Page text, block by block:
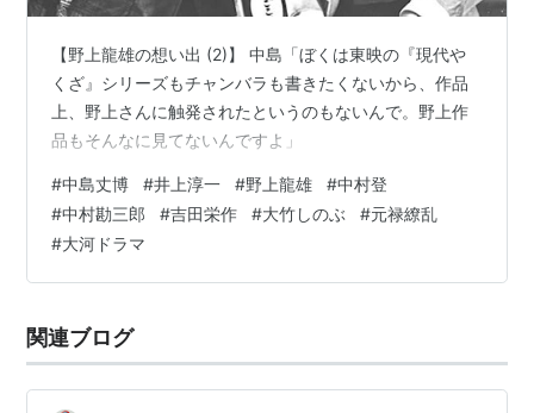
【野上龍雄の想い出 (2)】 中島「ぼくは東映の『現代や
くざ』シリーズもチャンバラも書きたくないから、作品
上、野上さんに触発されたというのもないんで。野上作
品もそんなに見てないんですよ」
#中島丈博 #井上淳一 #野上龍雄 #中村登
#中村勘三郎 #吉田栄作 #大竹しのぶ #元禄繚乱
#大河ドラマ
関連ブログ